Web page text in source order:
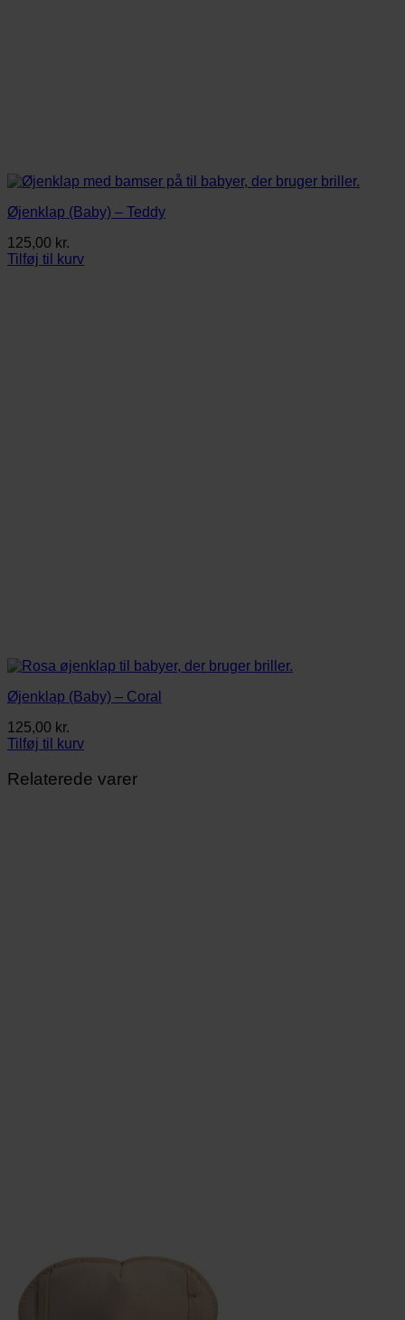
Øjenklap (Baby) – Teddy
125,00 kr.
Tilføj til kurv
Øjenklap (Baby) – Coral
125,00 kr.
Tilføj til kurv
Relaterede varer